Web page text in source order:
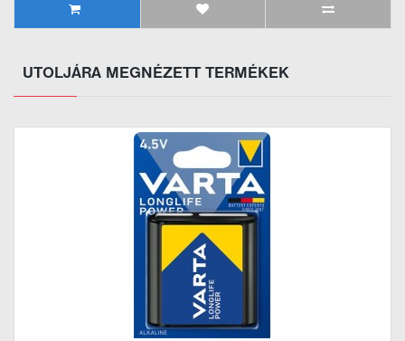
UTOLJÁRA MEGNÉZETT TERMÉKEK